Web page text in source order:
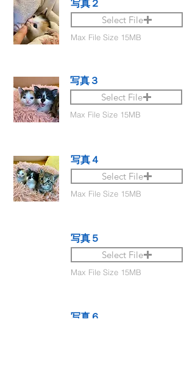
写真２
Select File
Max File Size 15MB
写真３
Select File
Max File Size 15MB
写真４
Select File
Max File Size 15MB
写真５
Select File
Max File Size 15MB
写真６